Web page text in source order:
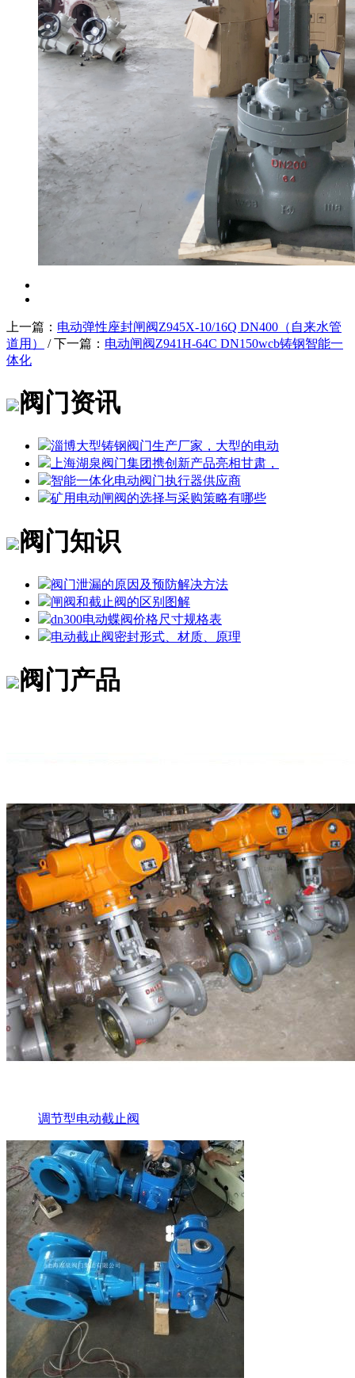
上一篇： 电动弹性座封闸阀Z945X-10/16Q DN400（自来水管
道用）
/ 下一篇： 电动闸阀Z941H-64C DN150wcb铸钢智能一
体化
阀门资讯
淄博大型铸钢阀门生产厂家，大型的电动
上海湖泉阀门集团携创新产品亮相甘肃，
智能一体化电动阀门执行器供应商
矿用电动闸阀的选择与采购策略有哪些
阀门知识
阀门泄漏的原因及预防解决方法
闸阀和截止阀的区别图解
dn300电动蝶阀价格尺寸规格表
电动截止阀密封形式、材质、原理
阀门产品
调节型电动截止阀